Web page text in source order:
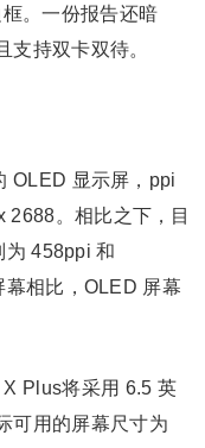
。一份报告还暗
支持双卡双待。
OLED 显示屏，ppi
2688。相比之下，目
458ppi 和
相比，OLED 屏幕
Plus将采用 6.5 英
可用的屏幕尺寸为